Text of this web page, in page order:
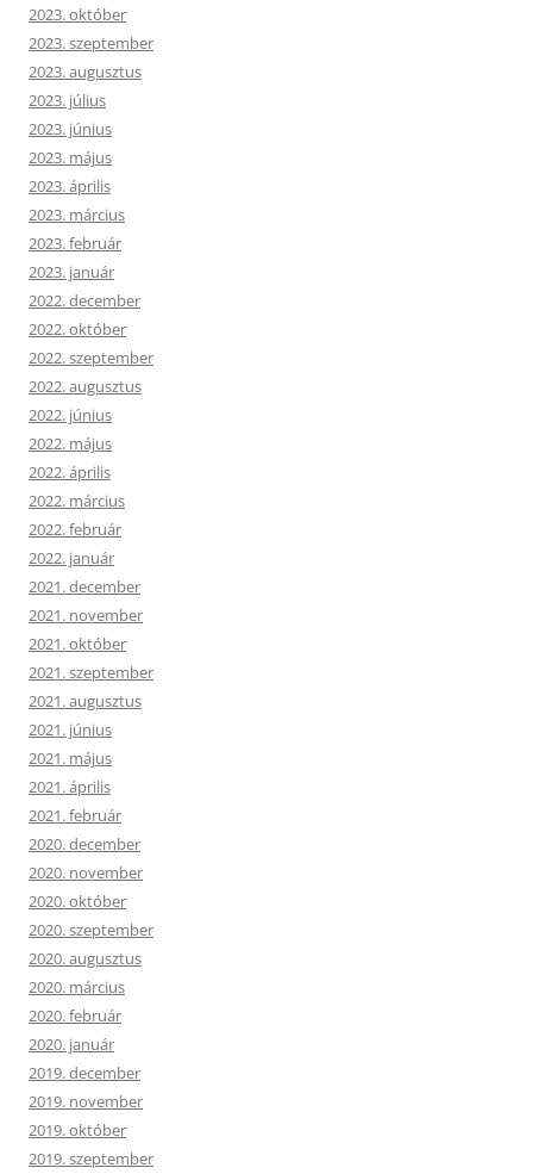
2023. október
2023. szeptember
2023. augusztus
2023. július
2023. június
2023. május
2023. április
2023. március
2023. február
2023. január
2022. december
2022. október
2022. szeptember
2022. augusztus
2022. június
2022. május
2022. április
2022. március
2022. február
2022. január
2021. december
2021. november
2021. október
2021. szeptember
2021. augusztus
2021. június
2021. május
2021. április
2021. február
2020. december
2020. november
2020. október
2020. szeptember
2020. augusztus
2020. március
2020. február
2020. január
2019. december
2019. november
2019. október
2019. szeptember